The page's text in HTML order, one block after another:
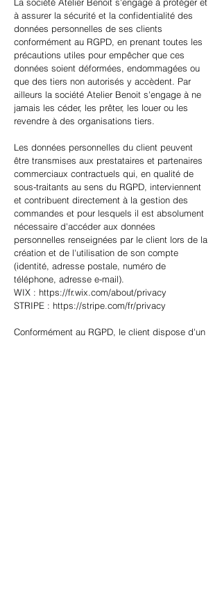
à assurer la sécurité et la confidentialité des
données personnelles de ses clients
conformément au RGPD, en prenant toutes les
précautions utiles pour empêcher que ces
données soient déformées, endommagées ou
que des tiers non autorisés y accèdent. Par
ailleurs la société Atelier Benoit s'engage à ne
jamais les céder, les prêter, les louer ou les
revendre à des organisations tiers.
Les données personnelles du client peuvent
être transmises aux prestataires et partenaires
commerciaux contractuels qui, en qualité de
sous-traitants au sens du RGPD, interviennent
et contribuent directement à la gestion des
commandes et pour lesquels il est absolument
nécessaire d'accéder aux données
personnelles renseignées par le client lors de la
création et de l'utilisation de son compte
(identité, adresse postale, numéro de
téléphone, adresse e-mail).
WIX : https://fr.wix.com/about/privacy
STRIPE : https://stripe.com/fr/privacy
Conformément au RGPD, le client dispose d'un